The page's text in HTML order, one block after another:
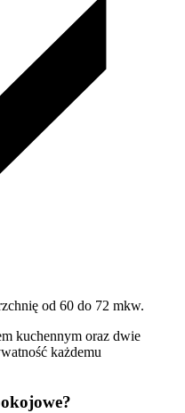
od 60 do 72 mkw.
kuchennym oraz dwie
każdemu